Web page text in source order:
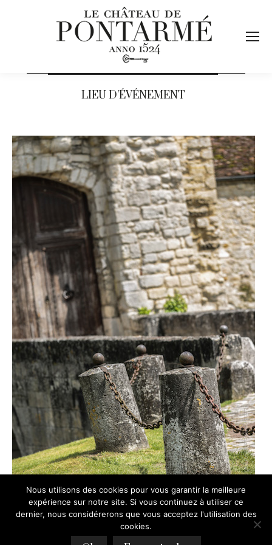
LIEU D’ÉVÉNEMENT
Nous utilisons des cookies pour vous garantir la meilleure
expérience sur notre site. Si vous continuez à utiliser ce
dernier, nous considérerons que vous acceptez l'utilisation des
cookies.